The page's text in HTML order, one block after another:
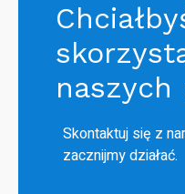
naszych
Skontaktuj się z
zacznijmy działać.